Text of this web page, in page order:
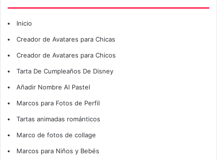
Inicio
Creador de Avatares para Chicas
Creador de Avatares para Chicos
Tarta De Cumpleaños De Disney
Añadir Nombre Al Pastel
Marcos para Fotos de Perfil
Tartas animadas románticos
Marco de fotos de collage
Marcos para Niños y Bebés